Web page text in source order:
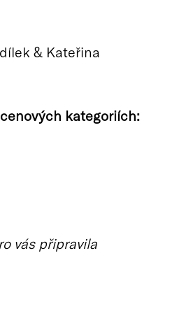
& Kateřina
kategoriích:
vás připravila